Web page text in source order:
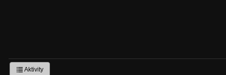
Aktivity